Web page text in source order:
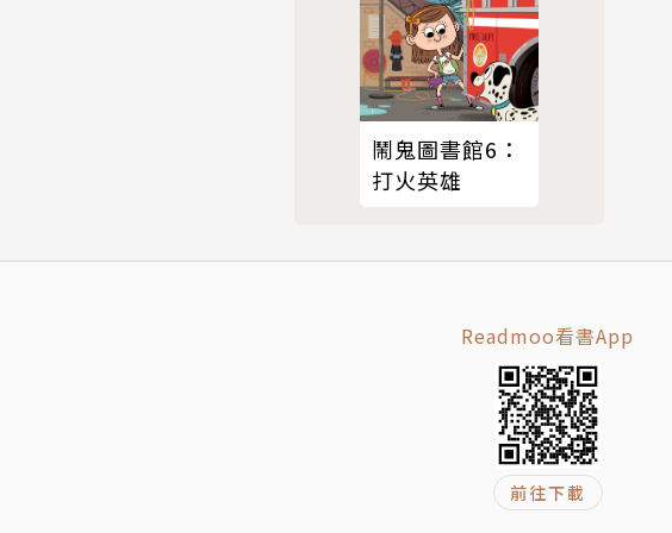
公主的甜蜜青春記事》
好心情。
鬧鬼圖書館6：
打火英雄
Readmoo看書App
前往下載